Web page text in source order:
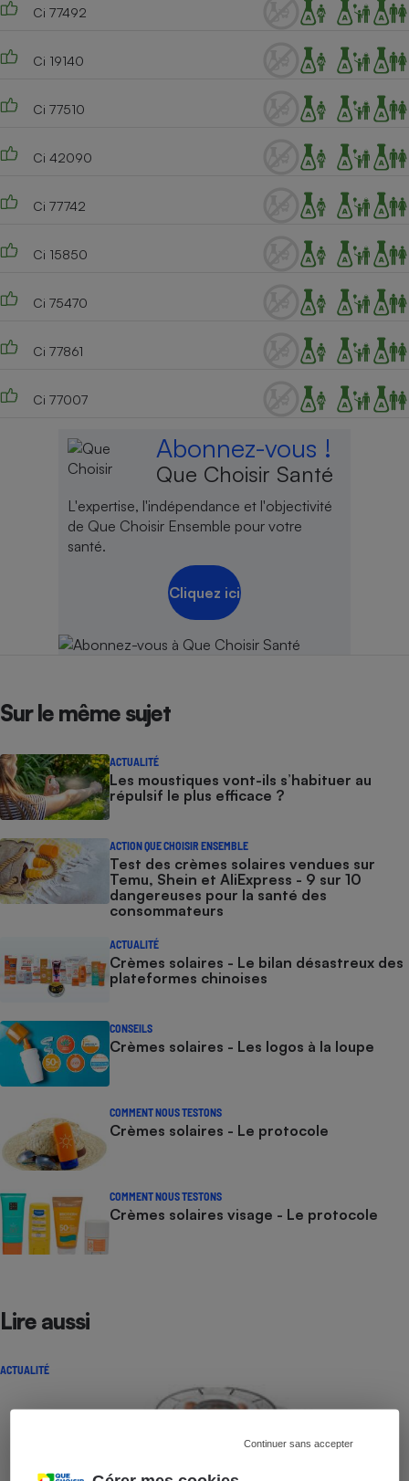
Continuer sans accepter
Ci 77492
Ci 19140
Ci 77510
Ci 42090
Ci 77742
Ci 15850
Ci 75470
Ci 77861
Ci 77007
Abonnez-vous !
Que Choisir Santé
L'expertise, l'indépendance et l'objectivité
de Que Choisir Ensemble pour votre
santé.
Cliquez ici
Sur le même sujet
ACTUALITÉ
Les moustiques vont-ils s’habituer au
répulsif le plus efficace ?
ACTION QUE CHOISIR ENSEMBLE
Test des crèmes solaires vendues sur
Temu, Shein et AliExpress - 9 sur 10
dangereuses pour la santé des
consommateurs
ACTUALITÉ
Crèmes solaires - Le bilan désastreux des
plateformes chinoises
CONSEILS
Crèmes solaires - Les logos à la loupe
COMMENT NOUS TESTONS
Crèmes solaires - Le protocole
COMMENT NOUS TESTONS
Crèmes solaires visage - Le protocole
Lire aussi
ACTUALITÉ